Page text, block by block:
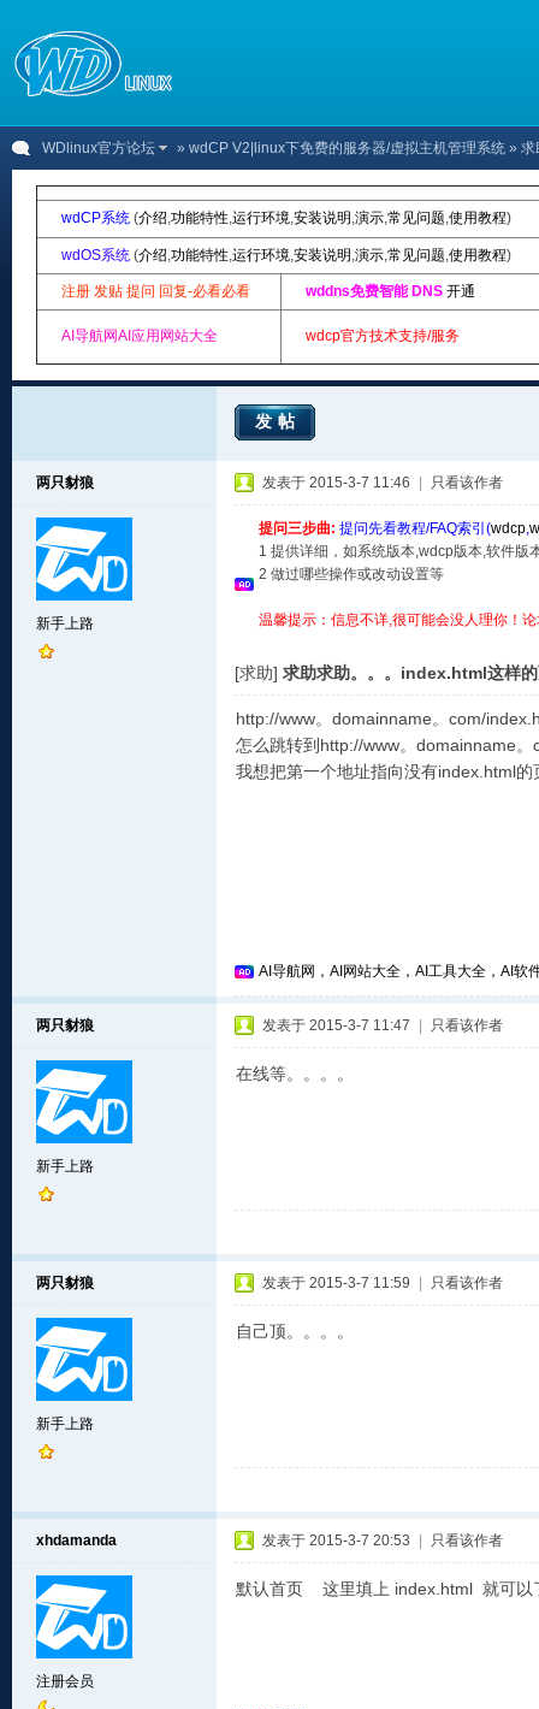
WDlinux官方论坛 » wdCP V2|linux下免费的服务器/虚拟主机管理系统 » 求
wdCP系统 (介绍,功能特性,运行环境,安装说明 ,演示,常见问题,使用教程)
wdOS系统 (介绍,功能特性,运行环境,安装说明 ,演示,常见问题,使用教程)
注册 发贴 提问 回复-必看必看 wddns免费智能 DNS 开通
AI导航网AI应用网站大全 wdcp官方技术支持/服务
发帖
两只豺狼
新手上路
发表于 2015-3-7 11:46 只看该作者
提问三步曲: 提问先看教程/FAQ索引(wdcp,
1 提供详细，如系统版本,wdcp版本,软件版
2 做过哪些操作或改动设置等
温馨提示：信息不详,很可能会没人理你！
[求助] 求助求助。。。index.html这样
http://www。domainname。com/
怎么跳转到http://www。domainname。
我想把第一个地址指向没有index.html
AI导航网，AI网站大全，AI工具大全，AI软
两只豺狼
新手上路
发表于 2015-3-7 11:47 只看该作者
在线等。。。。
两只豺狼
新手上路
发表于 2015-3-7 11:59 只看该作者
自己顶。。。。
xhdamanda
注册会员
发表于 2015-3-7 20:53 只看该作者
默认首页 这里填上 index.html 就可以